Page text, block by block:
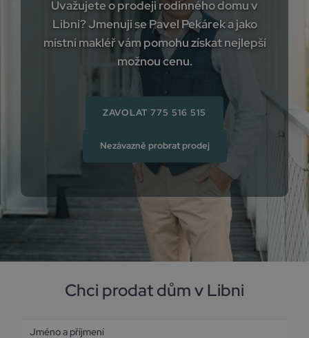
Uvažujete o prodeji rodinného domu v
Libni? Jmenuji se Pavel Pekárek a jako
místní makléř vám pomohu získat nejlepší
možnou cenu.
ZAVOLAT 775 516 515
Nezávazně probrat prodej
Chci prodat dům v Libni